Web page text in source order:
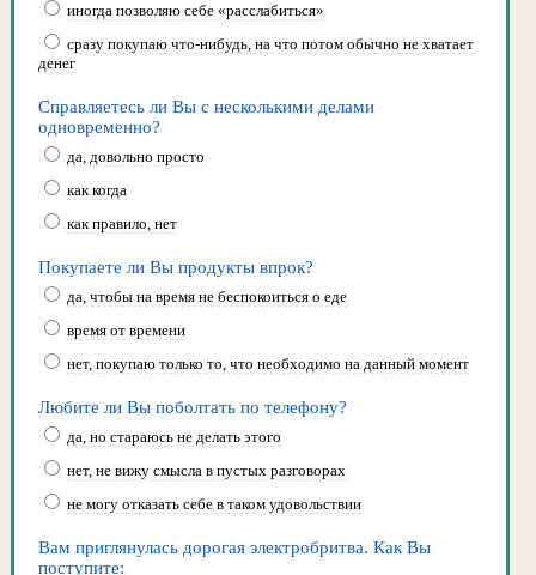
иногда позволяю себе «расслабиться»
сразу покупаю что-нибудь, на что потом обычно не хватает
денег
Справляетесь ли Вы с несколькими делами
одновременно?
да, довольно просто
как когда
как правило, нет
Покупаете ли Вы продукты впрок?
да, чтобы на время не беспокоиться о еде
время от времени
нет, покупаю только то, что необходимо на данный момент
Любите ли Вы поболтать по телефону?
да, но стараюсь не делать этого
нет, не вижу смысла в пустых разговорах
не могу отказать себе в таком удовольствии
Вам приглянулась дорогая электробритва. Как Вы
поступите: